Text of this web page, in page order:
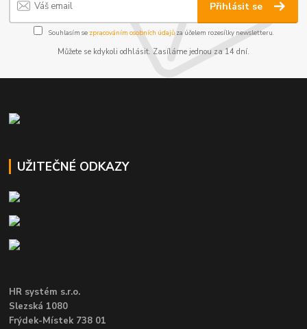
Přihlásit se
Souhlasím se zpracováním osobních údajůza účelem rozesílky newsletteru.
Můžete se kdykoli odhlásit. Zasíláme jednou za 14 dní.
UŽITEČNÉ ODKAZY
HR systém s.r.o.
Slezská 1080
Frýdek-Místek 738 01